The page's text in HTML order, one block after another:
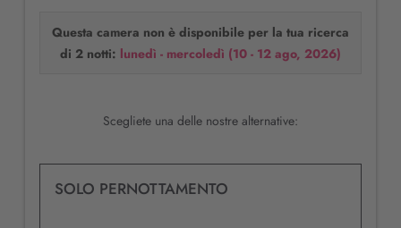
richiesta caparra confirmatoria del 20%. In caso di
cancellazione fino al giorno dell'arrivo la caparra verrà
trattenuta, se non si è stipulata la Garanzia di Viaggio.
Questa camera non è disponibile per la tua ricerca
di 2 notti: lunedì - mercoledì (10 - 12 ago, 2026)
Scegliete una delle nostre alternative:
SOLO PERNOTTAMENTO